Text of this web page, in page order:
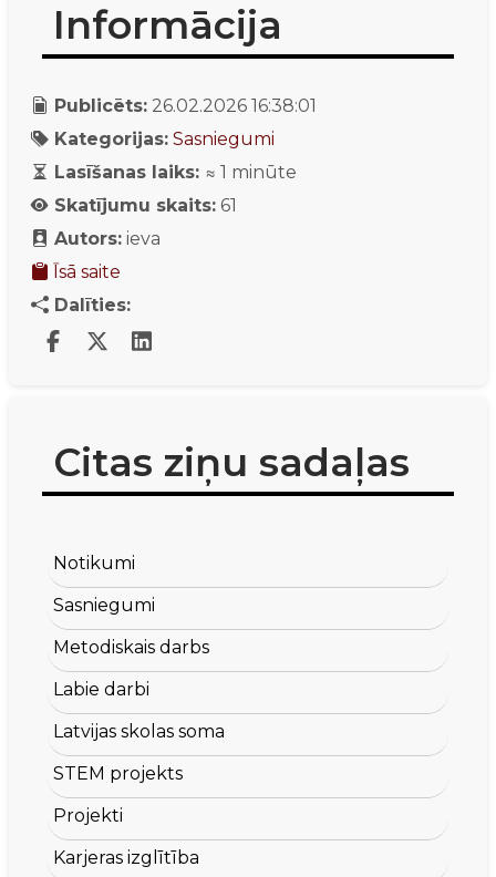
Informācija
Publicēts: 26.02.2026 16:38:01
Kategorijas: Sasniegumi
Lasīšanas laiks: ≈ 1 minūte
Skatījumu skaits: 61
Autors: ieva
Īsā saite
Dalīties:
Citas ziņu sadaļas
Notikumi
Sasniegumi
Metodiskais darbs
Labie darbi
Latvijas skolas soma
STEM projekts
Projekti
Karjeras izglītība